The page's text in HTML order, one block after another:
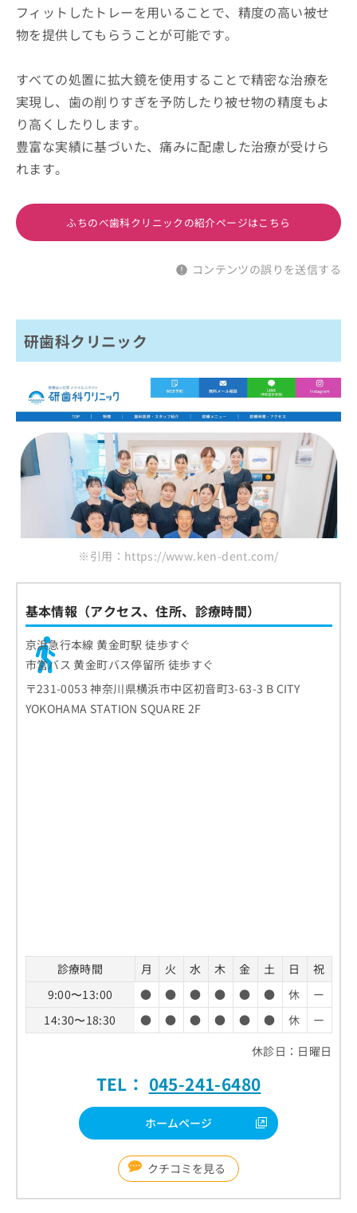
フィットしたトレーを用いることで、精度の高い被せ
物を提供してもらうことが可能です。
すべての処置に拡大鏡を使用することで精密な治療を
実現し、歯の削りすぎを予防したり被せ物の精度もよ
り高くしたりします。
豊富な実績に基づいた、痛みに配慮した治療が受けら
れます。
ふちのべ歯科クリニックの紹介ページはこちら
コンテンツの誤りを送信する
研歯科クリニック
※引用：https://www.ken-dent.com/
基本情報（アクセス、住所、診療時間）
京浜急行本線 黄金町駅 徒歩すぐ
市営バス 黄金町バス停留所 徒歩すぐ
〒231-0053 神奈川県横浜市中区初音町3-63-3 B CITY
YOKOHAMA STATION SQUARE 2F
診療時間 月 火 水 木 金 土 日
祝
9:00〜13:00
● ● ● ● ● ● 休
ー
14:30〜18:30
● ● ● ● ● ● 休
ー
休診日：日曜日
TEL： 045-241-6480
ホームページ
クチコミを見る